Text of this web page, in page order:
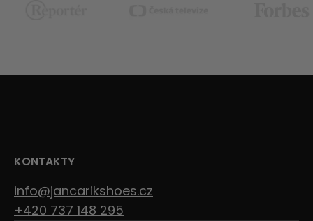
KONTAKTY
info@jancarikshoes.cz
+420 737 148 295